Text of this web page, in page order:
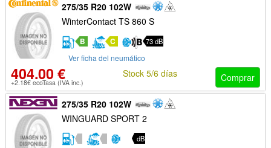
275/35 R20 102W
WinterContact TS 860 S
B C 73 dB
Ver ficha del neumático
404.00 €
+2.18€ ecoTasa (IVA inc.) Comprar
Stock 5/6 días
275/35 R20 102W
WINGUARD SPORT 2
dB